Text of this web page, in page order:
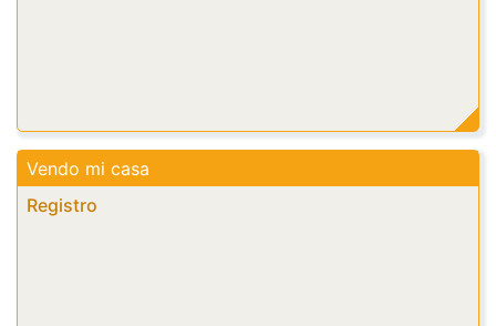
Registro
Vendo mi casa